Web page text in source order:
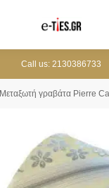
Call us: 2130386733
Μεταξωτή γραβάτα Pierre